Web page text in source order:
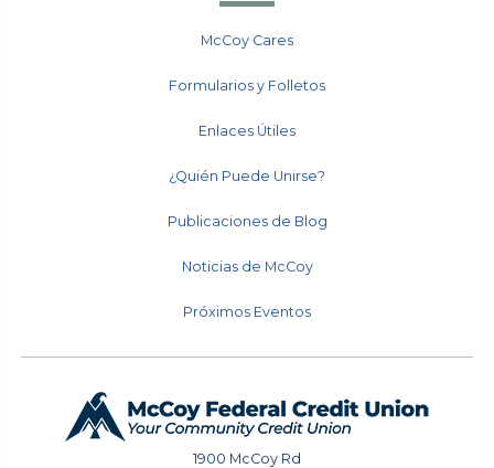
McCoy Cares
Formularios y Folletos
Enlaces Útiles
¿Quién Puede Unirse?
Publicaciones de Blog
Noticias de McCoy
Próximos Eventos
1900 McCoy Rd